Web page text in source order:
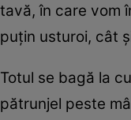
tavă, în care vom
puțin usturoi, cât
Totul se bagă la
pătrunjel peste